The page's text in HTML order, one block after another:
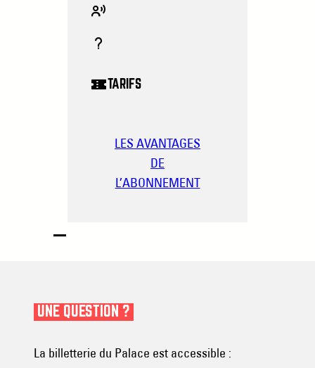
TARIFS
LES AVANTAGES
DE
L’ABONNEMENT
UNE QUESTION ?
La billetterie du Palace est accessible :